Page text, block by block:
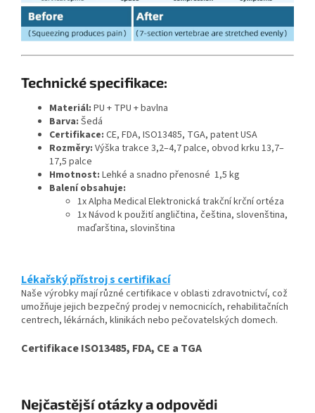
Technické specifikace:
Materiál: PU + TPU + bavlna
Barva: Šedá
Certifikace: CE, FDA, ISO13485, TGA, patent USA
Rozměry: Výška trakce 3,2–4,7 palce, obvod krku 13,7–
17,5 palce
Hmotnost: Lehké a snadno přenosné 1,5 kg
Balení obsahuje:
1x Alpha Medical Elektronická trakční krční ortéza
1x Návod k použití angličtina, čeština, slovenština,
maďarština, slovinština
Lékařský přístroj s certifikací
Naše výrobky mají různé certifikace v oblasti zdravotnictví, což
umožňuje jejich bezpečný prodej v nemocnicích, rehabilitačních
centrech, lékárnách, klinikách nebo pečovatelských domech.
Certifikace ISO13485, FDA, CE a TGA
Nejčastější otázky a odpovědi